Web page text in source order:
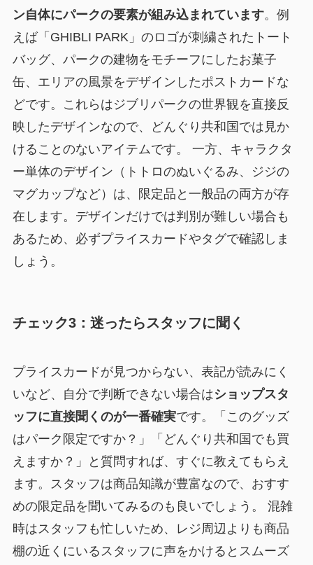
ン自体にパークの要素が組み込まれています。例
えば「GHIBLI PARK」のロゴが刺繍されたトート
バッグ、パークの建物をモチーフにしたお菓子
缶、エリアの風景をデザインしたポストカードな
どです。これらはジブリパークの世界観を直接反
映したデザインなので、どんぐり共和国では見か
けることのないアイテムです。 一方、キャラクタ
ー単体のデザイン（トトロのぬいぐるみ、ジジの
マグカップなど）は、限定品と一般品の両方が存
在します。デザインだけでは判別が難しい場合も
あるため、必ずプライスカードやタグで確認しま
しょう。
チェック3：迷ったらスタッフに聞く
プライスカードが見つからない、表記が読みにく
いなど、自分で判断できない場合はショップスタ
ッフに直接聞くのが一番確実です。「このグッズ
はパーク限定ですか？」「どんぐり共和国でも買
えますか？」と質問すれば、すぐに教えてもらえ
ます。スタッフは商品知識が豊富なので、おすす
めの限定品を聞いてみるのも良いでしょう。 混雑
時はスタッフも忙しいため、レジ周辺よりも商品
棚の近くにいるスタッフに声をかけるとスムーズ